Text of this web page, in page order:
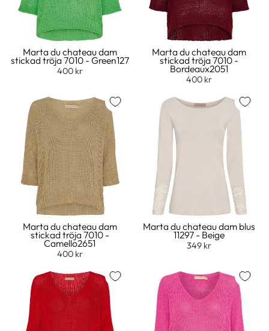
Marta du chateau dam
stickad tröja 7010 - Green127
400 kr
Marta du chateau dam
stickad tröja 7010 -
Bordeaux2051
400 kr
Marta du chateau dam
stickad tröja 7010 -
Camello2651
400 kr
Marta du chateau dam blus
11297 - Beige
349 kr